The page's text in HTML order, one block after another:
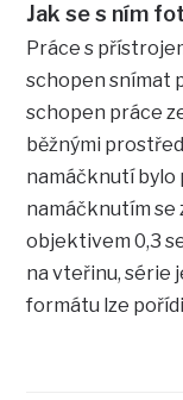
Jak se s ním
Práce s
schopen snímat
schopen práce
běžnými
namáčknutí
namáčknutím se
objektivem 0,3
na vteřinu, série
formátu lze